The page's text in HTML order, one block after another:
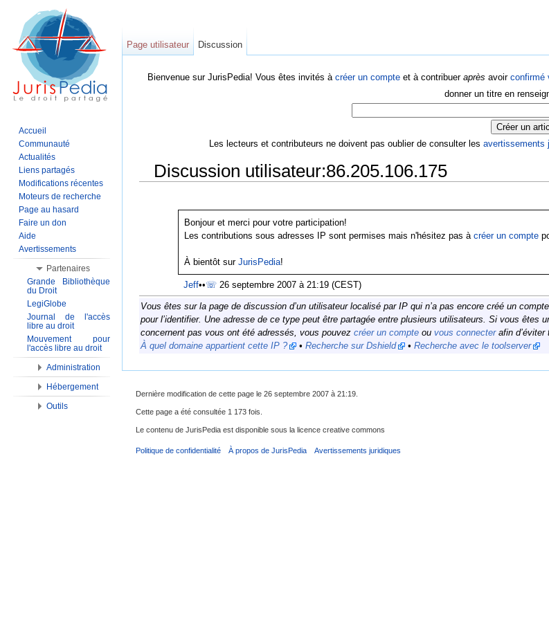
Bienvenue sur JurisPedia! Vous êtes invités à créer un compte et à contribuer après avoir confirmé
donner un titre en
Les lecteurs et contributeurs ne doivent pas oublier de consulter les avertissements
Discussion utilisateur:86.205.106.175
Bonjour et merci pour votre participation!
Les contributions sous adresses IP sont permises mais n'hésitez pas à créer un compte
À bientôt sur JurisPedia!
Jeff••☏ 26 septembre 2007 à 21:19 (CEST)
Vous êtes sur la page de discussion d’un utilisateur localisé par IP qui n’a pas encore créé un
pour l’identifier. Une adresse de ce type peut être partagée entre plusieurs utilisateurs. Si vous
concernent pas vous ont été adressés, vous pouvez créer un compte ou vous connecterafin d’éviter
À quel domaine appartient cette IP ?
• Recherche sur Dshield • Recherche avec le toolserver
Page utilisateur Discussion
Accueil
Communauté
Actualités
Liens partagés
Modifications récentes
Moteurs de recherche
Page au hasard
Faire un don
Aide
Avertissements
Partenaires
Grande Bibliothèque
du Droit
LegiGlobe
Journal de l'accès
libre au droit
Mouvement pour
l'accès libre au droit
Administration
Hébergement
Outils
Dernière modification de cette page le 26 septembre 2007 à 21:19.
Cette page a été consultée 1 173 fois.
Le contenu de JurisPedia est disponible sous la licence creative commons
Politique de confidentialité À propos de JurisPedia Avertissements juridiques